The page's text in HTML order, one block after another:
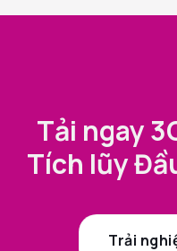
Tải ngay
Tích lũy
Trải